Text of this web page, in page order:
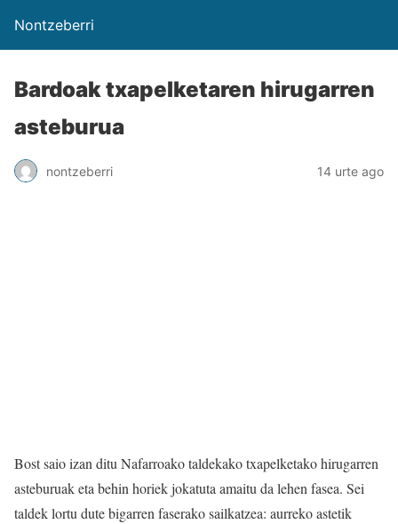
Nontzeberri
Bardoak txapelketaren hirugarren
asteburua
nontzeberri 14 urte ago
Bost saio izan ditu Nafarroako taldekako txapelketako hirugarren
asteburuak eta behin horiek jokatuta amaitu da lehen fasea. Sei
taldek lortu dute bigarren faserako sailkatzea: aurreko astetik